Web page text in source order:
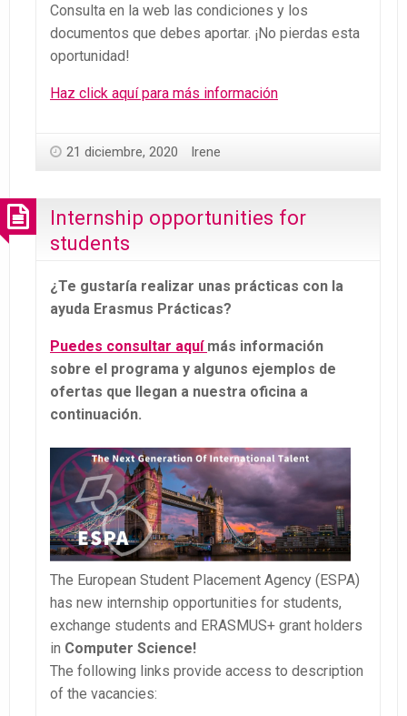
Consulta en la web las condiciones y los
documentos que debes aportar. ¡No pierdas esta
oportunidad!
Haz click aquí para más información
21 diciembre, 2020 Irene
Internship opportunities for
students
¿Te gustaría realizar unas prácticas con la
ayuda Erasmus Prácticas?
Puedes consultar aquí más información
sobre el programa y algunos ejemplos de
ofertas que llegan a nuestra oficina a
continuación.
The European Student Placement Agency (ESPA)
has new internship opportunities for students,
exchange students and ERASMUS+ grant holders
in Computer Science!
The following links provide access to description
of the vacancies: